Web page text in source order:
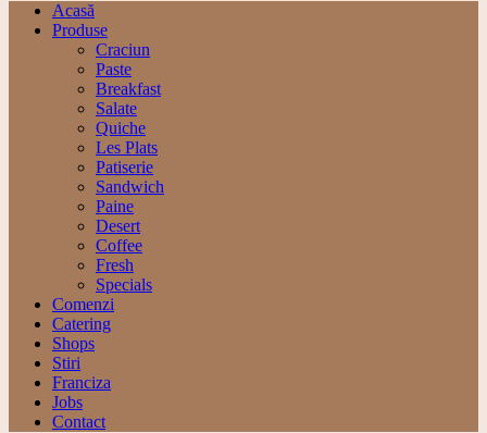
Acasă
Produse
Craciun
Paste
Breakfast
Salate
Quiche
Les Plats
Patiserie
Sandwich
Paine
Desert
Coffee
Fresh
Specials
Comenzi
Catering
Shops
Stiri
Franciza
Jobs
Contact